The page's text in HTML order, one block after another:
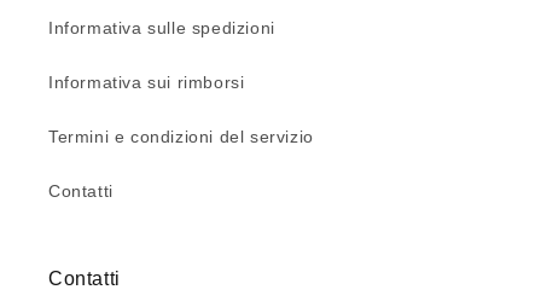
Informativa sulle spedizioni
Informativa sui rimborsi
Termini e condizioni del servizio
Contatti
Contatti